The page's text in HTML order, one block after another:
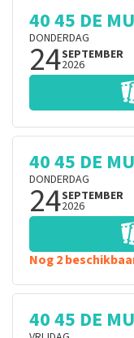
40 45 DE
DONDERDAG
24SEPTEMBER
2026
40 45 DE
DONDERDAG
24SEPTEMBER
2026
Nog 2
40 45 DE